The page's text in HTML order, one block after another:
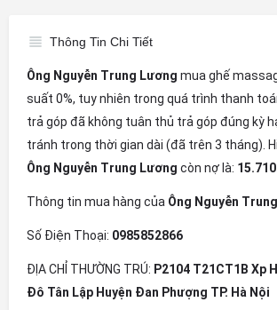
Thông Tin Chi Tiết
Ông Nguyễn Trung Lương mua ghế
suất 0%, tuy nhiên trong quá trình thanh
trả góp đã không tuân thủ trả góp đúng kỳ
tránh trong thời gian dài (đã trên 3 tháng).
Ông Nguyễn Trung Lương còn nợ là:
Thông tin mua hàng của Ông Nguyễn
Số Điện Thoại: 0985852866
ĐỊA CHỈ THƯỜNG TRÚ: P2104 T21CT1B Xp
Đô Tân Lập Huyện Đan Phượng TP. Hà Nội